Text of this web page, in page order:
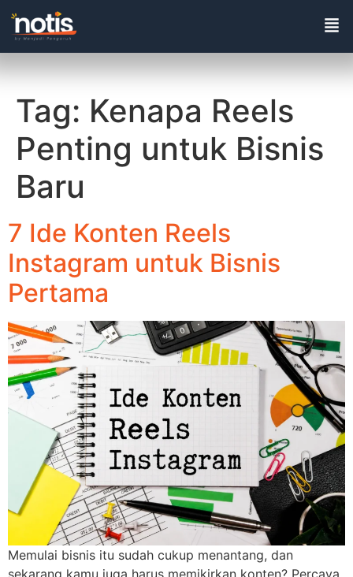
Tag: Kenapa Reels
Penting untuk Bisnis
Baru
7 Ide Konten Reels
Instagram untuk Bisnis
Pertama
Memulai bisnis itu sudah cukup menantang, dan
sekarang kamu juga harus memikirkan konten? Percaya